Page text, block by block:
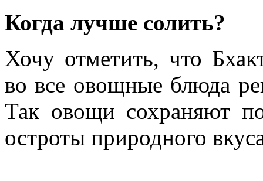
Когда лучше солить?
Хочу отметить, что
во все овощные блюда
Так овощи сохраняют
остроты природного